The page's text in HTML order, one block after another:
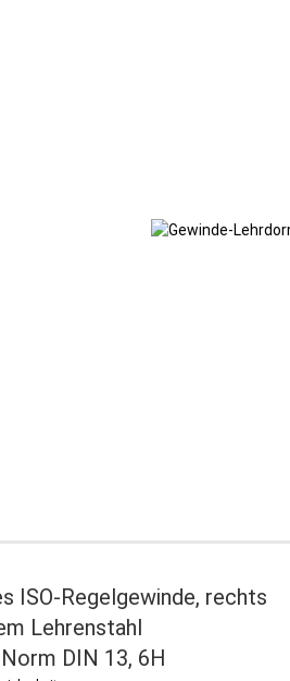
ISO-Regelgewinde, rechts
Lehrenstahl
Norm DIN 13, 6H